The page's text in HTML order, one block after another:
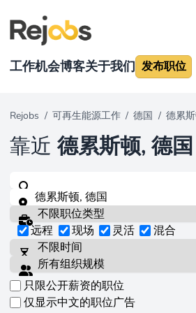
工作机会博客关于我们 发布职位
Rejobs / 可再生能源工作 / 德国 / 德累
靠近德累斯顿, 德国
远程 现场 灵活 混合
只限公开薪资的职位
仅显示中文的职位广告